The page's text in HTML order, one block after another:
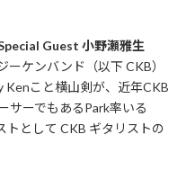
Guest 小野瀬雅生
ケンバンド（以下 CKB）
Kenこと横山剣が、近年CKB
サーでもあるPark率いる
トとして CKB ギタリストの